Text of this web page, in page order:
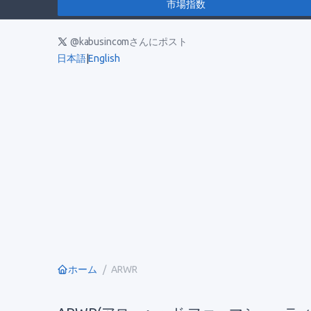
市場指数
@kabusincomさんにポスト
日本語|English
ホーム ARWR